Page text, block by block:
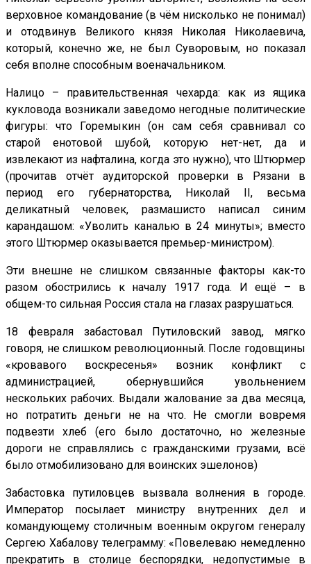
верховное командование (в чём нисколько не понимал)
и отодвинув Великого князя Николая Николаевича,
который, конечно же, не был Суворовым, но показал
себя вполне способным военачальником.
Налицо – правительственная чехарда: как из ящика
кукловода возникали заведомо негодные политические
фигуры: что Горемыкин (он сам себя сравнивал со
старой енотовой шубой, которую нет-нет, да и
извлекают из нафталина, когда это нужно), что Штюрмер
(прочитав отчёт аудиторской проверки в Рязани в
период его губернаторства, Николай
, весьма
деликатный человек, размашисто написал синим
карандашом: «Уволить каналью в 24 минуты»; вместо
этого Штюрмер оказывается премьер-министром).
Эти внешне не слишком связанные факторы как-то
разом обострились к началу 1917 года. И ещё – в
общем-то сильная Россия стала на глазах разрушаться.
18 февраля забастовал Путиловский завод, мягко
говоря, не слишком революционный. После годовщины
«кровавого воскресенья» возник конфликт с
администрацией, обернувшийся увольнением
нескольких рабочих. Выдали жалование за два месяца,
но потратить деньги не на что. Не смогли вовремя
подвезти хлеб (его было достаточно, но железные
дороги не справлялись с гражданскими грузами, всё
было отмобилизовано для воинских эшелонов)
Забастовка путиловцев вызвала волнения в городе.
Император посылает министру внутренних дел и
командующему столичным военным округом генералу
Сергею Хабалову телеграмму: «Повелеваю немедленно
прекратить в столице беспорядки, недопустимые в